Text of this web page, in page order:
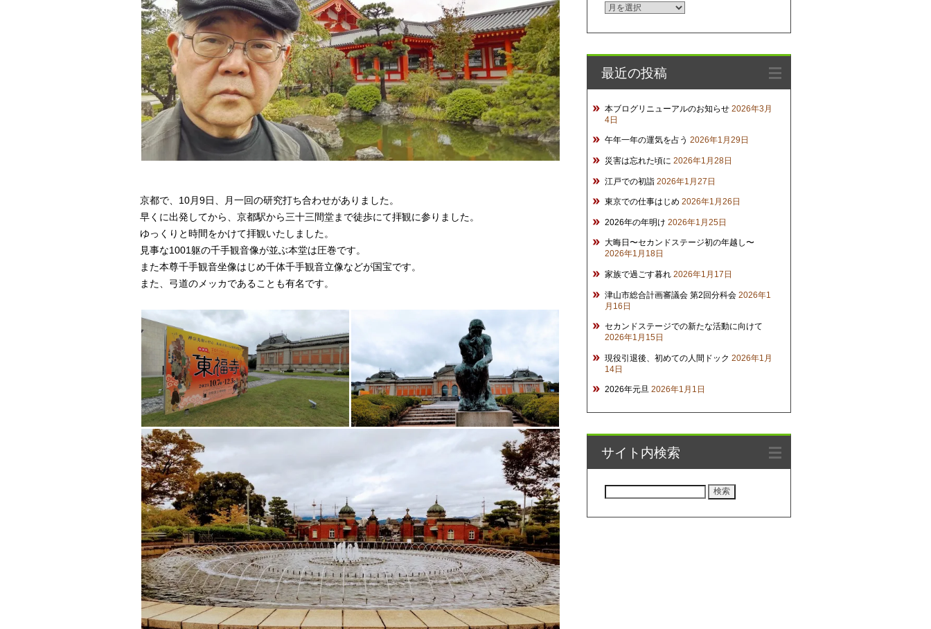
京都で、10月9日、月一回の研究打ち合わせがありました。
早くに出発してから、京都駅から三十三間堂まで徒歩にて拝観に参りました。
ゆっくりと時間をかけて拝観いたしました。
見事な1001躯の千手観音像が並ぶ本堂は圧巻です。
また本尊千手観音坐像はじめ千体千手観音立像などが国宝です。
また、弓道のメッカであることも有名です。
ア
イ
ブ
最近の投稿
本ブログリニューアルのお知らせ 2026年3月
4日
午年一年の運気を占う 2026年1月29日
災害は忘れた頃に 2026年1月28日
江戸での初詣 2026年1月27日
東京での仕事はじめ 2026年1月26日
2026年の年明け 2026年1月25日
大晦日〜セカンドステージ初の年越し〜
2026年1月18日
家族で過ごす暮れ 2026年1月17日
津山市総合計画審議会 第2回分科会 2026年1
月16日
セカンドステージでの新たな活動に向けて
2026年1月15日
現役引退後、初めての人間ドック 2026年1月
14日
2026年元旦 2026年1月1日
サイト内検索